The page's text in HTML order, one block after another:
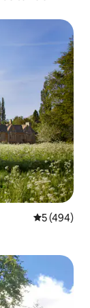
5 de uma
5 (494)